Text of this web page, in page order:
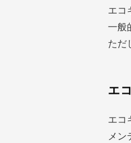
エコ
一般
ただ
エ
エコ
メ